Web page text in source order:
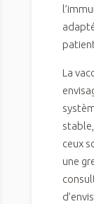
La
ceux
une